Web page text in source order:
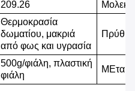
209.26 Μ
Θερμοκρασία
δωματίου, μακριά
από φως και υγρασία
Π
500g/φιάλη, πλαστική
φιάλη
Μ